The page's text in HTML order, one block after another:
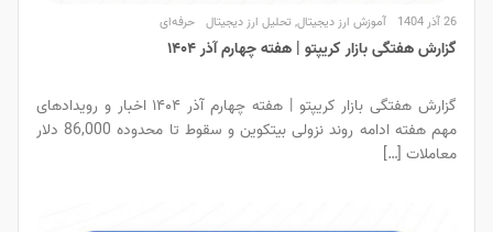
26 آذر 1404 آموزش ارز دیجیتال, تحلیل ارز دیجیتال حرفه‌ای
گزارش هفتگی بازار کریپتو | هفته چهارم آذر ۱۴۰۴
گزارش هفتگی بازار کریپتو | هفته چهارم آذر ۱۴۰۴ اخبار و رویدادهای
مهم هفته ادامه روند نزولی بیتکوین و سقوط تا محدوده 86,000 دلار
معاملات […]